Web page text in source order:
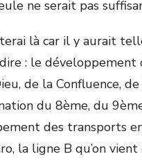
ne serait pas
là car il y aurait
dire : le
de la Confluence,
du 8ème, du 9
des transports
la ligne B qu’on vient